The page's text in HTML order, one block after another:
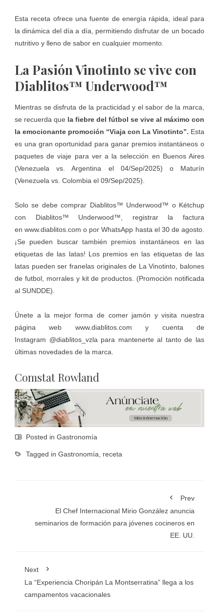
Esta receta ofrece una fuente de energía rápida, ideal para
la dinámica del día a día, permitiendo disfrutar de un bocado
nutritivo y lleno de sabor en cualquier momento.
La Pasión Vinotinto se vive con
Diablitos™ Underwood™
Mientras se disfruta de la practicidad y el sabor de la marca,
se recuerda que la fiebre del fútbol se vive al máximo con
la emocionante promoción “Viaja con La Vinotinto”. Esta
es una gran oportunidad para ganar premios instantáneos o
paquetes de viaje para ver a la selección en Buenos Aires
(Venezuela vs. Argentina el 04/Sep/2025) o Maturín
(Venezuela vs. Colombia el 09/Sep/2025).
Solo se debe comprar Diablitos™ Underwood™ o Kétchup
con Diablitos™ Underwood™, registrar la factura
enwww.diablitos.com o por WhatsApp hasta el 30 de agosto.
¡Se pueden buscar también premios instantáneos en las
etiquetas de las latas! Los premios en las etiquetas de las
latas pueden ser franelas originales de La Vinotinto, balones
de futbol, morrales y kit de productos. (Promoción notificada
al SUNDDE).
Únete a la mejor forma de comer jamón y visita nuestra
página web www.diablitos.com y cuenta de
Instagram @diablitos_vzlapara mantenerte al tanto de las
últimas novedades de la marca.
Comstat Rowland
Posted in Gastronomía
Tagged in Gastronomía receta
Prev
El Chef Internacional Mirio González anuncia
seminarios de formación para jóvenes cocineros en
EE. UU.
Next
La “Experiencia Choripán La Montserratina” llega a los
campamentos vacacionales